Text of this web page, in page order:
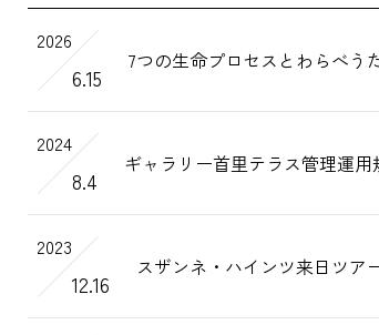
2026
6.15
7つの生命プロセスとわらべう
2024
8.4
ギャラリー首里テラス管理運
2023
12.16
スザンネ・ハインツ来日ツア